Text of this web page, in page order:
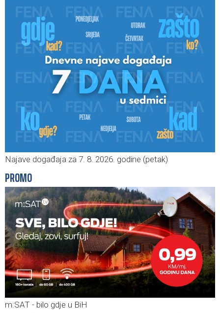
Najave događaja za 7. 8. 2026. godine (petak)
PROMO
m:SAT - bilo gdje u BiH